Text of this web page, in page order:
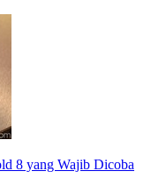
8 yang Wajib Dicoba